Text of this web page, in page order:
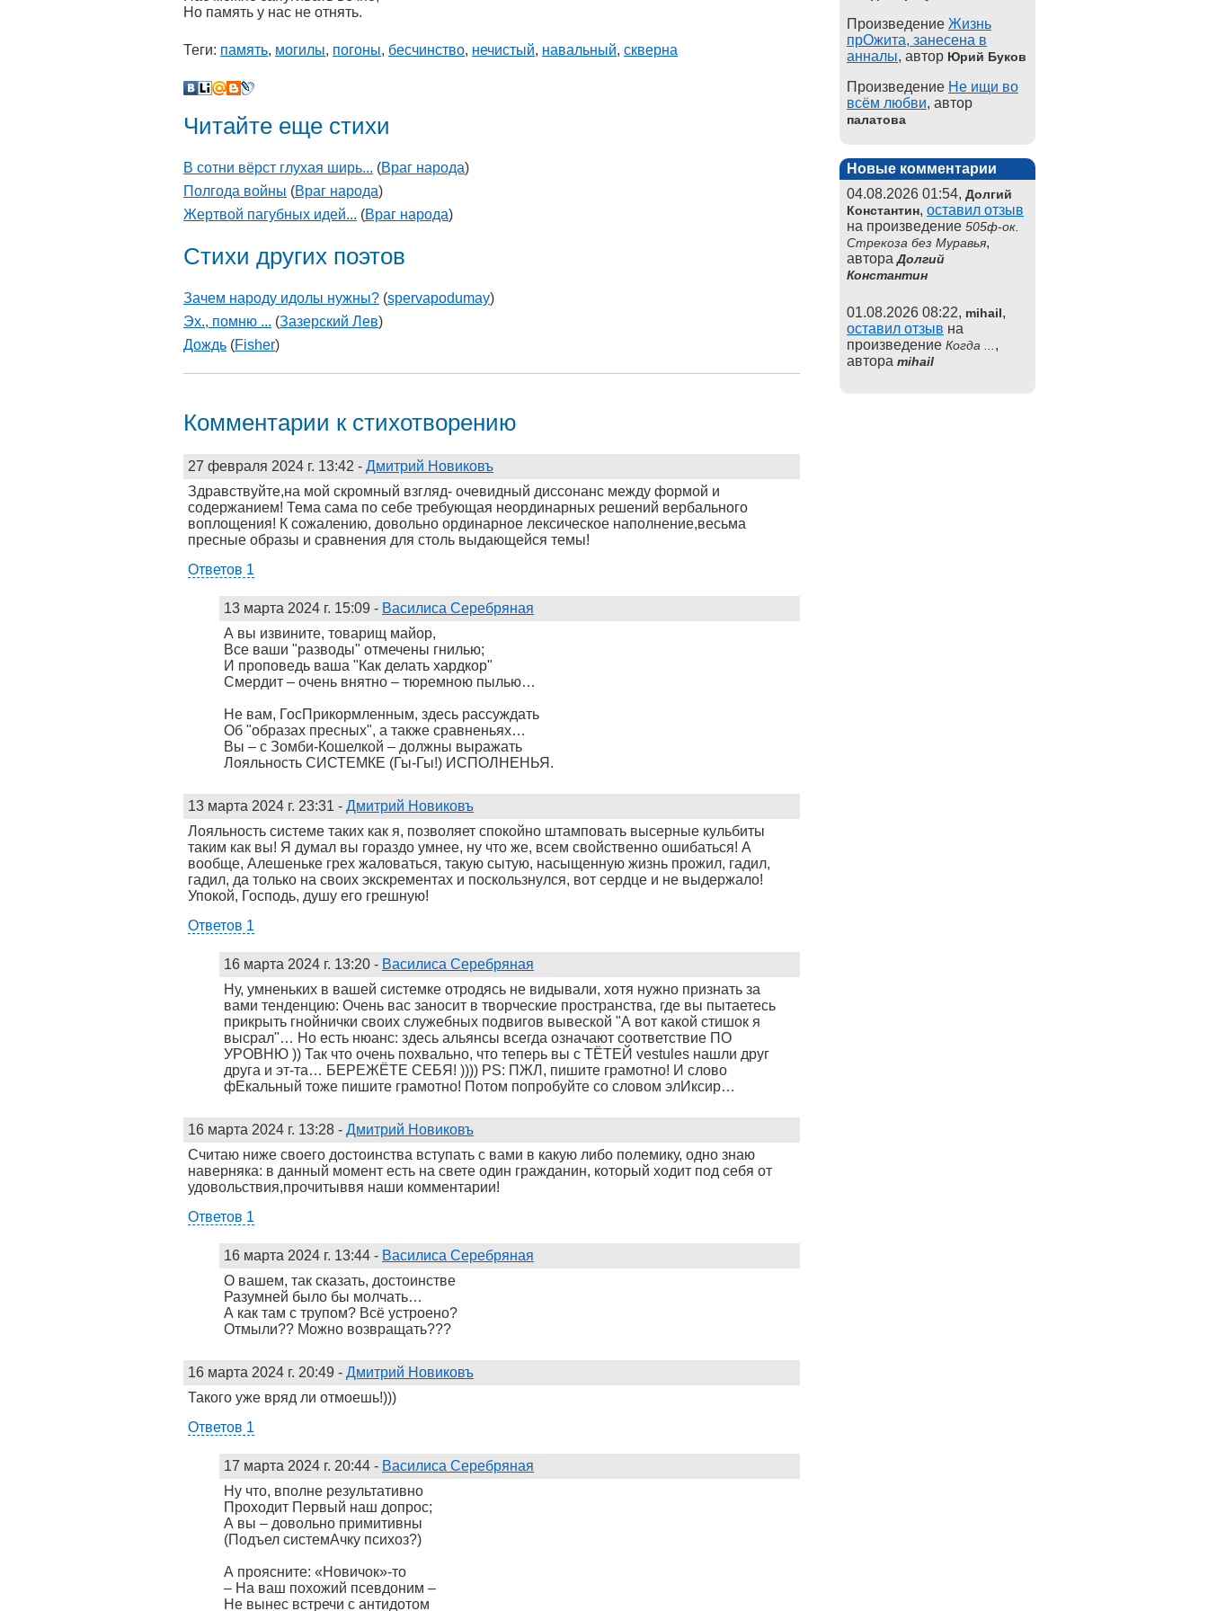
Но память у нас не отнять.
Теги: память, могилы, погоны, бесчинство, нечистый, навальный, скверна
Читайте еще стихи
В сотни вёрст глухая ширь... (Враг народа)
Полгода войны (Враг народа)
Жертвой пагубных идей... (Враг народа)
Стихи других поэтов
Зачем народу идолы нужны? (spervapodumay)
Эх., помню ... (Зазерский Лев)
Дождь (Fisher)
Комментарии к стихотворению
27 февраля 2024 г. 13:42 - Дмитрий Новиковъ
Здравствуйте,на мой скромный взгляд- очевидный диссонанс между формой и
содержанием! Тема сама по себе требующая неординарных решений вербального
воплощения! К сожалению, довольно ординарное лексическое наполнение,весьма
пресные образы и сравнения для столь выдающейся темы!
Ответов 1
13 марта 2024 г. 15:09 - Василиса Серебряная
А вы извините, товарищ майор,
Все ваши "разводы" отмечены гнилью;
И проповедь ваша "Как делать хардкор"
Смердит – очень внятно – тюремною пылью…
Не вам, ГосПрикормленным, здесь рассуждать
Об "образах пресных", а также сравненьях…
Вы – с Зомби-Кошелкой – должны выражать
Лояльность СИСТЕМКЕ (Гы-Гы!) ИСПОЛНЕНЬЯ.
13 марта 2024 г. 23:31 - Дмитрий Новиковъ
Лояльность системе таких как я, позволяет спокойно штамповать высерные кульбиты
таким как вы! Я думал вы гораздо умнее, ну что же, всем свойственно ошибаться! А
вообще, Алешеньке грех жаловаться, такую сытую, насыщенную жизнь прожил, гадил,
гадил, да только на своих экскрементах и поскользнулся, вот сердце и не выдержало!
Упокой, Господь, душу его грешную!
Ответов 1
16 марта 2024 г. 13:20 - Василиса Серебряная
Ну, умненьких в вашей системке отродясь не видывали, хотя нужно признать за
вами тенденцию: Очень вас заносит в творческие пространства, где вы пытаетесь
прикрыть гнойнички своих служебных подвигов вывеской "А вот какой стишок я
высрал"… Но есть нюанс: здесь альянсы всегда означают соответствие ПО
УРОВНЮ )) Так что очень похвально, что теперь вы с ТЁТЕЙ vestules нашли друг
друга и эт-та… БЕРЕЖЁТЕ СЕБЯ! )))) PS: ПЖЛ, пишите грамотно! И слово
фЕкальный тоже пишите грамотно! Потом попробуйте со словом элИксир…
16 марта 2024 г. 13:28 - Дмитрий Новиковъ
Считаю ниже своего достоинства вступать с вами в какую либо полемику, одно знаю
наверняка: в данный момент есть на свете один гражданин, который ходит под себя от
удовольствия,прочитыввя наши комментарии!
Ответов 1
16 марта 2024 г. 13:44 - Василиса Серебряная
О вашем, так сказать, достоинстве
Разумней было бы молчать…
А как там с трупом? Всё устроено?
Отмыли?? Можно возвращать???
16 марта 2024 г. 20:49 - Дмитрий Новиковъ
Такого уже вряд ли отмоешь!)))
Ответов 1
17 марта 2024 г. 20:44 - Василиса Серебряная
Ну что, вполне результативно
Проходит Первый наш допрос;
А вы – довольно примитивны
(Подъел системАчку психоз?)
А проясните: «Новичок»-то
– На ваш похожий псевдоним –
Не вынес встречи с антидотом
Произведение Жизнь
прОжита, занесена в
анналы, автор Юрий Буков
Произведение Не ищи во
всём любви, автор
палатова
Новые комментарии
04.08.2026 01:54, Долгий
Константин, оставил отзыв
на произведение 505ф-ок.
Стрекоза без Муравья,
автораДолгий
Константин
01.08.2026 08:22, mihail,
оставил отзыв на
произведение Когда ... ,
автора mihail